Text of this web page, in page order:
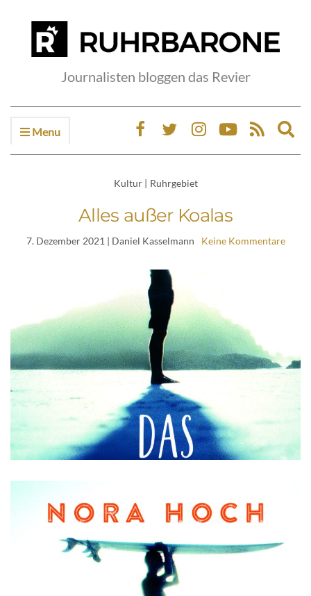
Journalisten bloggen das Revier
Menu
Kultur | Ruhrgebiet
Alles außer Koalas
7. Dezember 2021 | Daniel Kasselmann Keine Kommentare